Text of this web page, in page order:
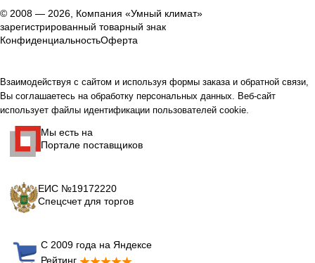
© 2008 — 2026, Компания «Умный климат»
зарегистрированный товарный знак
КонфиденциальностьОферта
Взаимодействуя с сайтом и используя формы заказа и обратной связи,
Вы соглашаетесь на обработку персональных данных. Веб-сайт
использует файлы идентификации пользователей cookie.
Мы есть на
Портале поставщиков
ЕИС №19172220
Спецсчет для торгов
С 2009 года на Яндексе
Рейтинг